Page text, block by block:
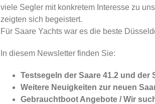
viele Segler mit konkretem Interesse zu
zeigten sich begeistert.
Für Saare Yachts war es die beste
In diesem Newsletter finden Sie:
Testsegeln der Saare 41.2 und der
Weitere Neuigkeiten zur neuen
Gebrauchtboot Angebote / Wir